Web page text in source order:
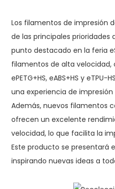
Los filamentos de impresión
de las principales prioridades
punto destacado en la feria
filamentos de alta velocidad,
ePETG+HS, eABS+HS y
una experiencia de
Además, nuevos filamentos
ofrecen un excelente
velocidad, lo que facilita la
Este producto se presentará
inspirando nuevas ideas a